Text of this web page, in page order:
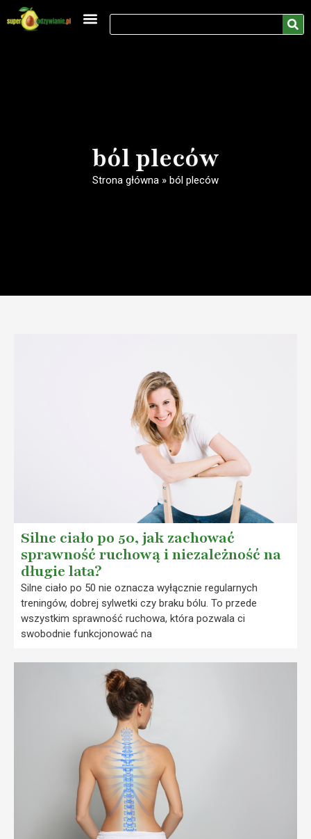
ból pleców
Strona główna » ból pleców
Silne ciało po 50, jak zachować
sprawność ruchową i niezależność na
długie lata?
Silne ciało po 50 nie oznacza wyłącznie regularnych
treningów, dobrej sylwetki czy braku bólu. To przede
wszystkim sprawność ruchowa, która pozwala ci
swobodnie funkcjonować na